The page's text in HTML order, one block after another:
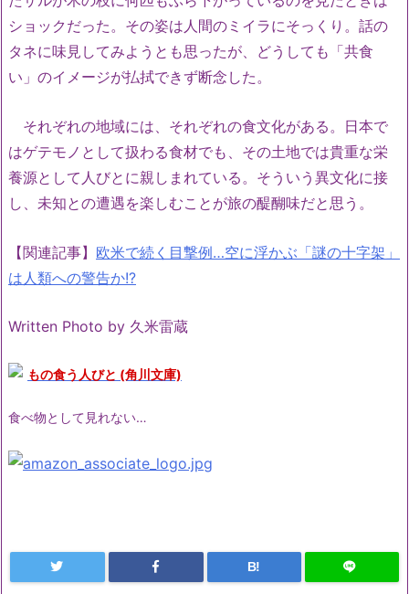
ショックだった。その姿は人間のミイラにそっくり。話の
タネに味見してみようとも思ったが、どうしても「共食
い」のイメージが払拭できず断念した。
それぞれの地域には、それぞれの食文化がある。日本で
はゲテモノとして扱わる食材でも、その土地では貴重な栄
養源として人びとに親しまれている。そういう異文化に接
し、未知との遭遇を楽しむことが旅の醍醐味だと思う。
【関連記事】 欧米で続く目撃例…空に浮かぶ「謎の十字架」
は人類への警告か!?
Written Photo by 久米雷蔵
もの食う人びと (角川文庫)
食べ物として見れない…
B!